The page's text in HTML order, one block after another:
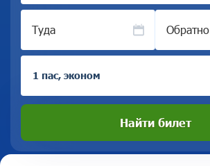
Туда Обратно
1 пас, эконом
Найти билет